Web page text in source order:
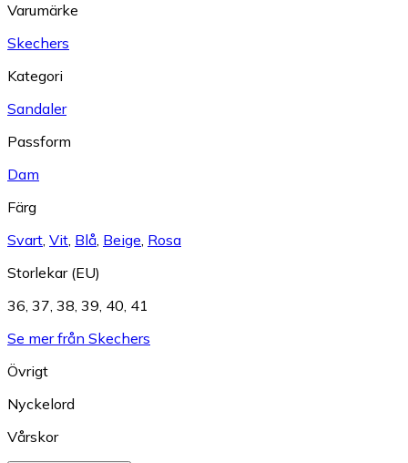
Varumärke
Skechers
Kategori
Sandaler
Passform
Dam
Färg
Svart, Vit, Blå, Beige, Rosa
Storlekar (EU)
36, 37, 38, 39, 40, 41
Se mer från Skechers
Övrigt
Nyckelord
Vårskor